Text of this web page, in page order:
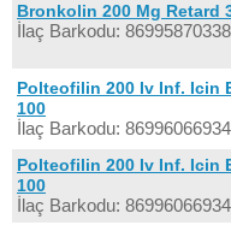
Bronkolin 200 Mg Retard
İlaç Barkodu:
Polteofilin 200 Iv Inf. Icin
100
İlaç Barkodu:
Polteofilin 200 Iv Inf. Icin
100
İlaç Barkodu: